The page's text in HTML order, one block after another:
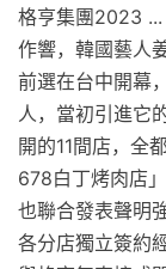
格亨集團2023
作響，韓國藝人
前選在台中開幕
人，當初引進它
開的11間店，全
678白丁烤肉店
也聯合發表聲明
各分店獨立簽約